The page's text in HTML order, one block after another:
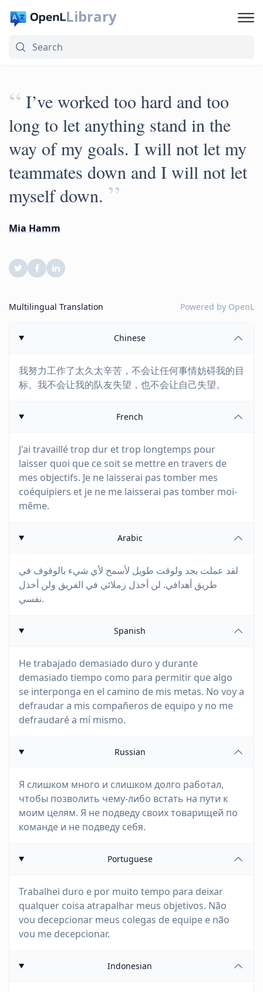
Library
“ I’ve worked too hard and too
long to let anything stand in the
way of my goals. I will not let my
teammates down and I will not let
myself down. ”
Mia Hamm
Multilingual Translation Powered by OpenL
Chinese
我努力工作了太久太辛苦，不会让任何事情妨碍我的目
标。我不会让我的队友失望，也不会让自己失望。
French
J'ai travaillé trop dur et trop longtemps pour
laisser quoi que ce soit se mettre en travers de
mes objectifs. Je ne laisserai pas tomber mes
coéquipiers et je ne me laisserai pas tomber moi-
même.
Arabic
لقد عملت بجد ولوقت طويل لأسمح لأي شيء بالوقوف في
طريق أهدافي. لن أخذل زملائي في الفريق ولن أخذل
نفسي.
Spanish
He trabajado demasiado duro y durante
demasiado tiempo como para permitir que algo
se interponga en el camino de mis metas. No voy a
defraudar a mis compañeros de equipo y no me
defraudaré a mí mismo.
Russian
Я слишком много и слишком долго работал,
чтобы позволить чему-либо встать на пути к
моим целям. Я не подведу своих товарищей по
команде и не подведу себя.
Portuguese
Trabalhei duro e por muito tempo para deixar
qualquer coisa atrapalhar meus objetivos. Não
vou decepcionar meus colegas de equipe e não
vou me decepcionar.
Indonesian